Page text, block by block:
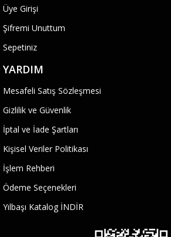
Üye Girişi
Şifremi Unuttum
Sepetiniz
YARDIM
Mesafeli Satış Sözleşmesi
Gizlilik ve Güvenlik
İptal ve İade Şartları
Kişisel Veriler Politikası
İşlem Rehberi
Ödeme Seçenekleri
Yılbaşı Katalog İNDİR